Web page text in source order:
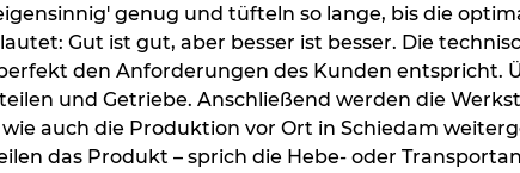
genug und tüfteln so lange, bis die
Gut ist gut, aber besser ist besser. Die
den Anforderungen des Kunden entspricht.
und Getriebe. Anschließend werden die
wie auch die Produktion vor Ort in Schiedam
das Produkt – sprich die Hebe- oder